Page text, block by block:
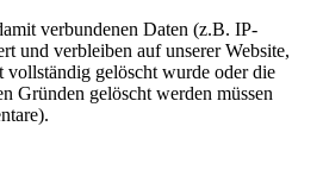
verbundenen Daten (z.B. IP-
und verbleiben auf unserer Website,
vollständig gelöscht wurde oder die
Gründen gelöscht werden müssen